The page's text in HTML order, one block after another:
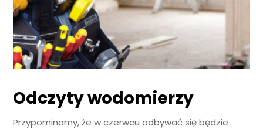
Odczyty wodomierzy
Przypominamy, że w czerwcu odbywać się będzie